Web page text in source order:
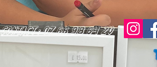
Contact : 07 66 98 64 20